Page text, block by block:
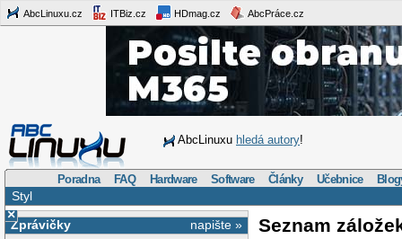
AbcLinuxu.cz ITBiz.cz HDmag.cz AbcPráce.cz
AbcLinuxu hledá autory!
Poradna FAQ Hardware Software Články Učebnice
Styl
×
napište »
Zprávičky
Seznam